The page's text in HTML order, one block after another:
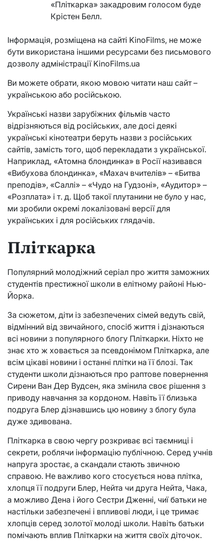
«Пліткарка» закадровим голосом буде
Крістен Белл.
Інформація, розміщена на сайті KinoFilms, не може
бути використана іншими ресурсами без письмового
дозволу адміністрації KinoFilms.ua
Ви можете обрати, якою мовою читати наш сайт –
українською або російською.
Українські назви зарубіжних фільмів часто
відрізняються від російських, але досі деякі
українські кінотеатри беруть назви з російських
сайтів, замість того, щоб перекладати з української.
Наприклад, «Атомна блондинка» в Росії називався
«Вибухова блондинка», «Махач вчителів» – «Битва
преподів», «Саллі» – «Чудо на Гудзоні», «Аудитор» –
«Розплата» і т. д. Щоб такої плутанини не було у нас,
ми зробили окремі локалізовані версії для
українських і для російських глядачів.
Пліткарка
Популярний молодіжний серіал про життя заможних
студентів престижної школи в елітному районі Нью-
Йорка.
За сюжетом, діти із забезпечених сімей ведуть свій,
відмінний від звичайного, спосіб життя і дізнаються
всі новини з популярного блогу Пліткарки. Ніхто не
знає хто ж ховається за псевдонімом Пліткарка, але
всім цікаві новини і останні плітки на її блозі. Так
студенти школи дізнаються про раптове повернення
Сирени Ван Дер Вудсен, яка змінила своє рішення з
приводу навчання за кордоном. Навіть її близька
подруга Блер дізнавшись цю новину з блогу була
дуже здивована.
Пліткарка в свою чергу розкриває всі таємниці і
секрети, роблячи інформацію публічною. Серед учнів
напруга зростає, а скандали стають звичною
справою. Не важливо кого стосується нова плітка,
хлопця її подруги Блер, Нейта чи друга Нейта, Чака,
а можливо Дена і його Сестри Дженні, чиї батьки не
настільки забезпечені і впливові люди, і це тримає
хлопців серед золотої молоді школи. Навіть батьки
помічають вплив Пліткарки на життя своїх діточок.